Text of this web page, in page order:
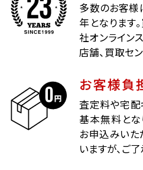
多数のお客様
年となります
社オンライン
店舗、買取セ
お客様負
査定料や宅配
基本無料とな
お申込みいた
いますが、ご了